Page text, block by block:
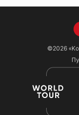
©2026